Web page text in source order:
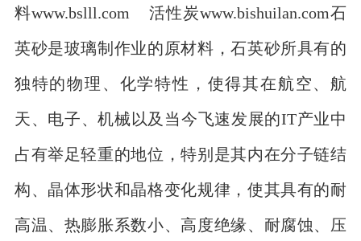
料www.bslll.com 活性炭www.bishuilan.com石
英砂是玻璃制作业的原材料，石英砂所具有的
独特的物理、化学特性，使得其在航空、航
天、电子、机械以及当今飞速发展的IT产业中
占有举足轻重的地位，特别是其内在分子链结
构、晶体形状和晶格变化规律，使其具有的耐
高温、热膨胀系数小、高度绝缘、耐腐蚀、压